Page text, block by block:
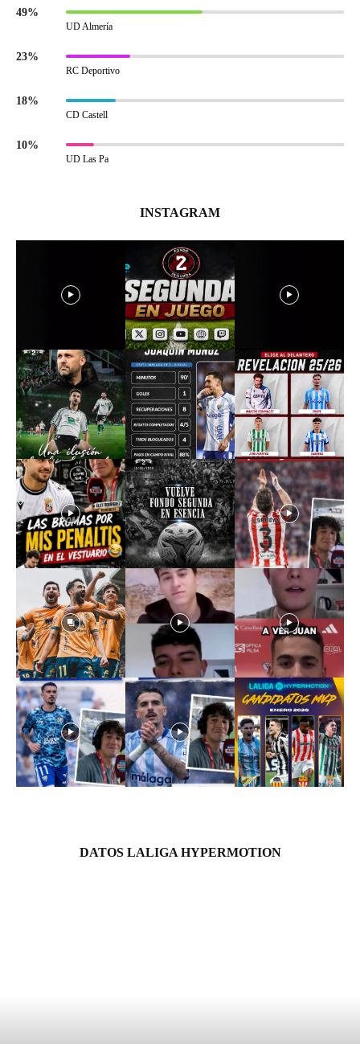
49%
UD Almería
23%
RC Deportivo
18%
CD Castell
10%
UD Las Pa
INSTAGRAM
DATOS LALIGA HYPERMOTION